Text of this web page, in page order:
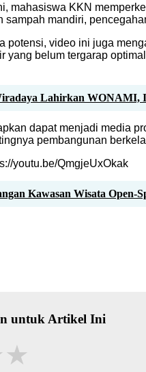
mahasiswa KKN
sampah mandiri,
potensi, video ini juga
yang belum tergarap
Lahirkan WONAMI,
dapat menjadi media
pembangunan
youtu.be/QmgjeUxOkak
Kawasan Wisata Open-
untuk Artikel Ini
★